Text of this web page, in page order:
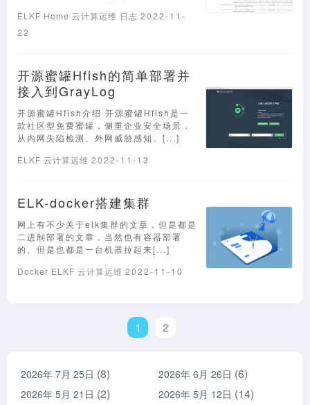
ELKF Home 云计算运维 日志 2022-11-
22
开源蜜罐Hfish的简单部署并
接入到GrayLog
开源蜜罐Hfish介绍 开源蜜罐Hfish是一
款社区型免费蜜罐，侧重企业安全场景，
从内网失陷检测、外网威胁感知、[...]
ELKF 云计算运维 2022-11-13
ELK-docker搭建集群
网上有不少关于elk集群的文章，但是都是
二进制部署的文章，当然也有容器部署
的。但是也都是一台机器拉起来[...]
Docker ELKF 云计算运维 2022-11-10
1 2
2026年 7月 25日 (8) 2026年 6月 26日 (6)
2026年 5月 21日 (2) 2026年 5月 12日 (14)